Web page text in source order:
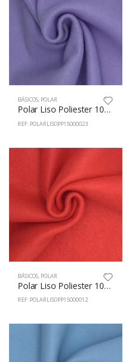
BÁSICOS, POLAR
Polar Liso Poliester 100% 150cm c/Malva
REF: POLARLISOPP15000023
BÁSICOS, POLAR
Polar Liso Poliester 100% 150cm Rojo
REF: POLARLISOPP15000012